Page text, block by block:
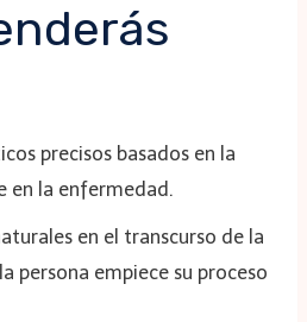
precisos basados en la
en la enfermedad.
en el transcurso de la
persona empiece su proceso